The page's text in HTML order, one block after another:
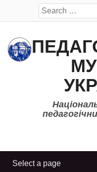
Search
for: